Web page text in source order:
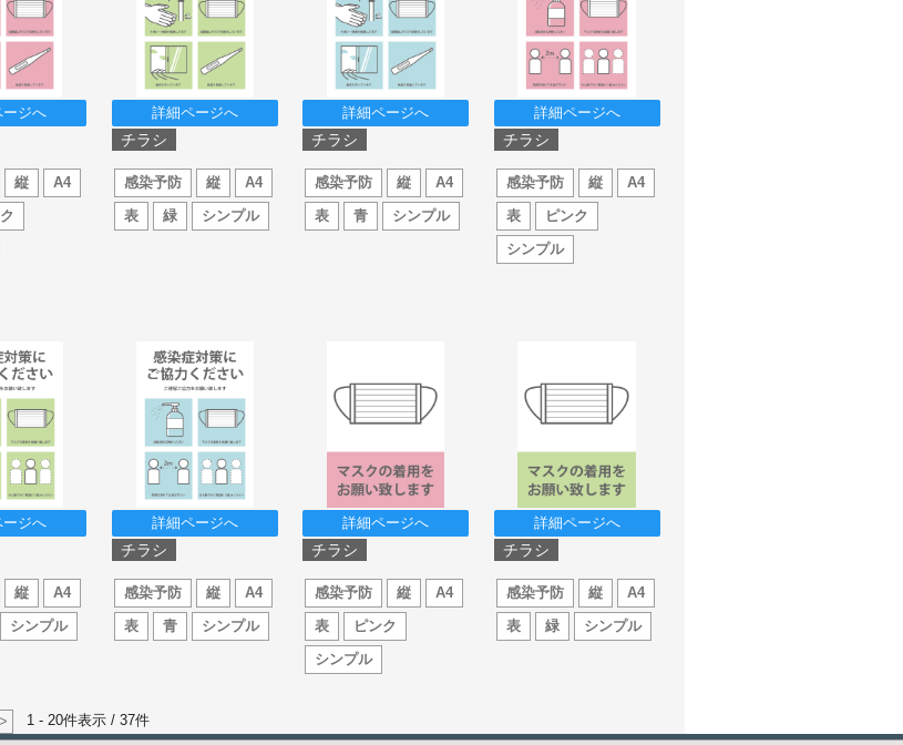
ージへ
縦
A4
詳細ページへ
チラシ
感染予防 縦
A4
表
緑 シンプル
詳細ページへ
チラシ
感染予防 縦
A4
表
青 シンプル
詳細ページへ
チラシ
感染予防 縦
A4
表
ピンク
シンプル
ージへ
縦
A4
シンプル
詳細ページへ
チラシ
感染予防 縦
A4
表
青 シンプル
詳細ページへ
チラシ
感染予防 縦
A4
表
ピンク
シンプル
詳細ページへ
チラシ
感染予防 縦
A4
表
緑 シンプル
1 - 20件表示 / 37件